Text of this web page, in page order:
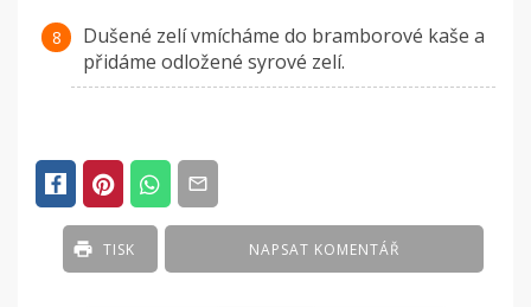
Dušené zelí vmícháme do bramborové kaše a
přidáme odložené syrové zelí.
NAPSAT KOMENTÁŘ
TISK